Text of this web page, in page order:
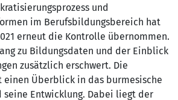
und
im Berufsbildungsbereich hat
erneut die Kontrolle übernommen.
zu Bildungsdaten und der Einblick
zusätzlich erschwert. Die
Überblick in das burmesische
seine Entwicklung. Dabei liegt der